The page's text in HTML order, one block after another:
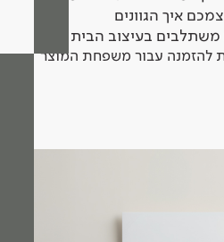
איך הגוונים
בעיצוב הבית.
להזמנה עבור משפחת המוצר